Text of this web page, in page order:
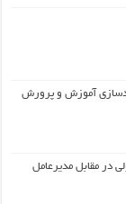
آموزش و پرورش
در مقابل مدیرعامل